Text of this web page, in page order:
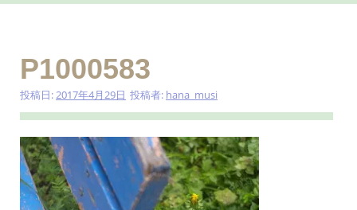
P1000583
投稿日:2017年4月29日 投稿者: hana_musi